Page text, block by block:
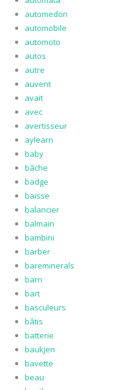
automedon
automobile
automoto
autos
autre
auvent
avait
avec
avertisseur
aylearn
baby
bâche
badge
baisse
balancier
balmain
bambini
barber
bareminerals
barn
bart
basculeurs
bâtis
batterie
baukjen
bavette
beau